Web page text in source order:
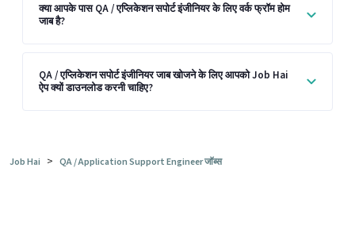
क्या आपके पास QA / एप्लिकेशन सपोर्ट इंजीनियर के लिए वर्क फ्रॉम होम
जाब है?
QA / एप्लिकेशन सपोर्ट इंजीनियर जाब खोजने के लिए आपको Job Hai
ऐप क्यों डाउनलोड करनी चाहिए?
Job Hai > QA / Application Support Engineer जॉब्स